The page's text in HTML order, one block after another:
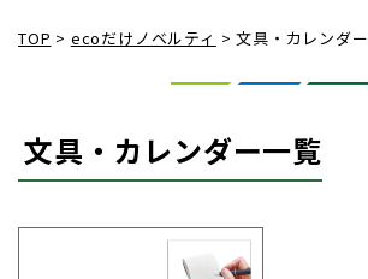
TOP > ecoだけノベルティ >文具・カレンダー
文具・カレンダー一覧